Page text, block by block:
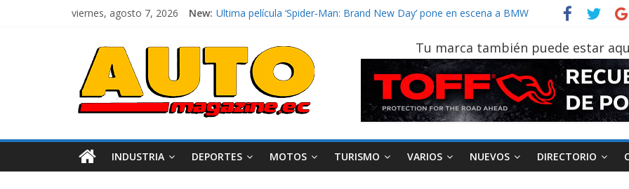
viernes, agosto 7, 2026 New: Ultima película ‘Spider‑Man: Brand New Day’ pone en escena a BMW
La Vuelta al Ecuador 2026, edición 47ª, recorre 7 provincias en 8 días
La FEDAK recibe 12 Sinotruk Bolden para cubrir las rutas de La Vuelta
Tu marca también puede estar
INDUSTRIA DEPORTES MOTOS TURISMO VARIOS NUEVOS DIRECTORIO